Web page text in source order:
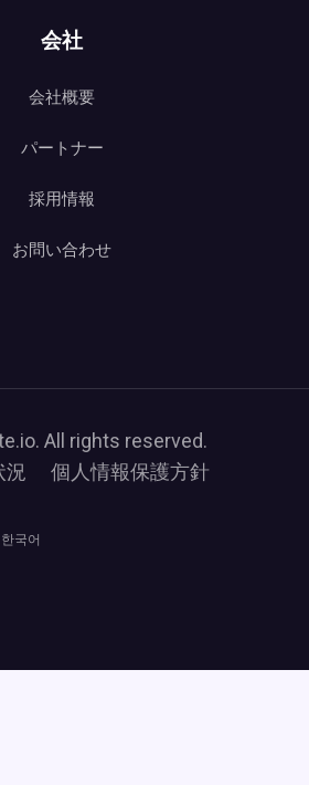
会社
会社概要
パートナー
採用情報
お問い合わせ
All rights reserved.
況
個人情報保護方針
한국어